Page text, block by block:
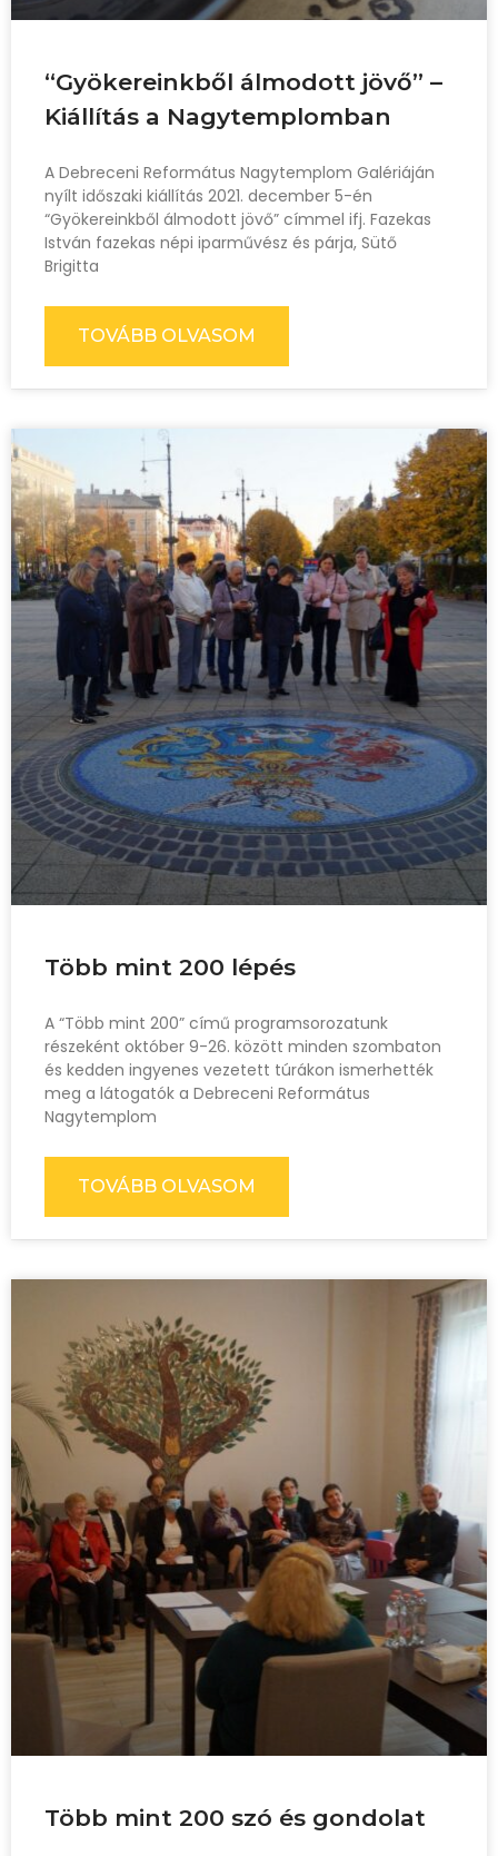
“Gyökereinkből álmodott jövő” –
Kiállítás a Nagytemplomban
A Debreceni Református Nagytemplom Galériáján
nyílt időszaki kiállítás 2021. december 5-én
“Gyökereinkből álmodott jövő” címmel ifj. Fazekas
István fazekas népi iparművész és párja, Sütő
Brigitta
TOVÁBB OLVASOM
Több mint 200 lépés
A “Több mint 200” című programsorozatunk
részeként október 9-26. között minden szombaton
és kedden ingyenes vezetett túrákon ismerhették
meg a látogatók a Debreceni Református
Nagytemplom
TOVÁBB OLVASOM
Több mint 200 szó és gondolat